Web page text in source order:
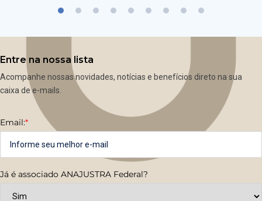
Entre na nossa lista
Acompanhe nossas novidades, notícias e benefícios direto na sua
caixa de e-mails.
Email:*
Já é associado ANAJUSTRA Federal?